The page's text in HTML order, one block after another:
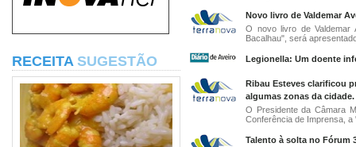
RECEITA SUGESTÃO
Novo livro de Valdemar
O novo livro de Valdemar
Bacalhau", será
Legionella: Um doente
Ribau Esteves clarificou
algumas zonas da cidade.
O Presidente da Câmara
Conferência de Imprensa, a
Talento à solta no Fórum